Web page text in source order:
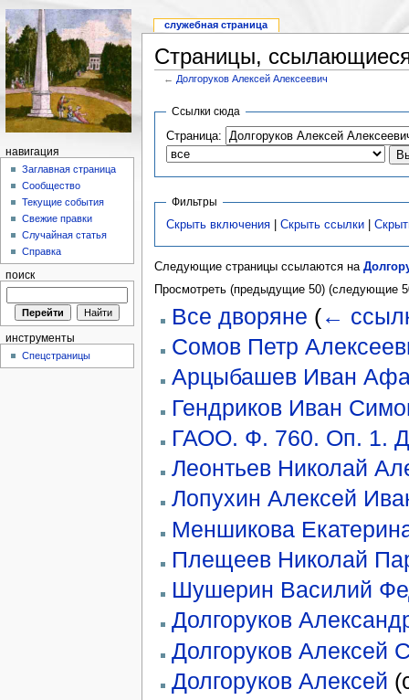
Страницы,
← Долгоруков Алексей Алексеевич
Ссылки сюда
Страница:
Фильтры
Скрыть включения |Скрыть ссылки |
Следующие страницы ссылаются на
Просмотреть (предыдущие 50) (следующие
Все дворяне (←
Сомов Петр
Арцыбашев Иван
Гендриков Иван
ГАОО. Ф. 760. Оп. 1.
Леонтьев Николай
Лопухин Алексей
Меншикова
Плещеев Николай
Шушерин Василий
Долгоруков
Долгоруков Алексей
Долгоруков Алексей
служебная страница
навигация
Заглавная страница
Сообщество
Текущие события
Свежие правки
Случайная статья
Справка
поиск
инструменты
Спецстраницы